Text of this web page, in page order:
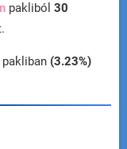
pakliból 30
pakliban (3.23%)